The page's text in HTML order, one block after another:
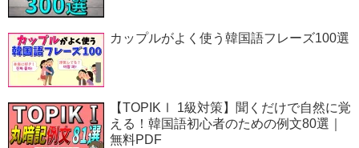
カップルがよく使う韓国語フレーズ100選
【TOPIKⅠ 1級対策】聞くだけで自然に覚
える！韓国語初心者のための例文80選｜
無料PDF